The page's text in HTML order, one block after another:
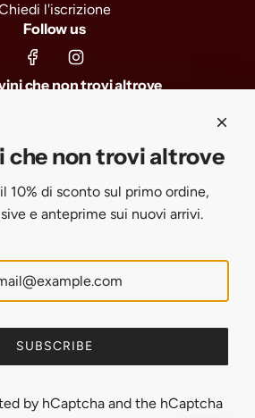
l'iscrizione
Follow us
che non trovi altrove
SUBSCRIBE
(USD $)
che non trovi altrove
10% di sconto sul primo ordine,
e anteprime sui nuovi arrivi.
SUBSCRIBE
by hCaptcha and the hCaptcha